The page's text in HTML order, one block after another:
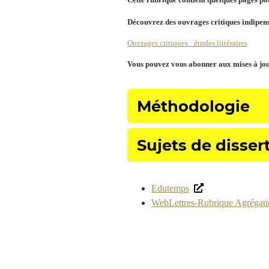
Découvrez des ouvrages critiques
Ouvrages critiques : études littéraires
Vous pouvez vous abonner aux mises à
Méthodologie
Sujets de
Edutemps
WebLettres-Rubrique